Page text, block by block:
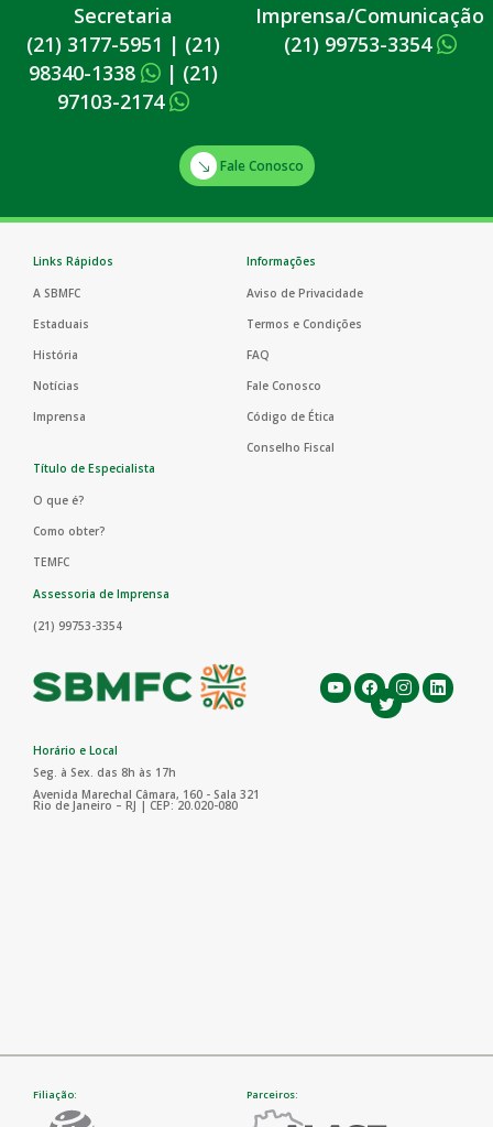
Secretaria
(21) 3177-5951 | (21)
98340-1338
| (21)
97103-2174
Imprensa/Comunicação
(21) 99753-3354
Fale Conosco
Links Rápidos
A SBMFC
Estaduais
História
Notícias
Imprensa
Informações
Aviso de Privacidade
Termos e Condições
FAQ
Fale Conosco
Código de Ética
Conselho Fiscal
Título de Especialista
O que é?
Como obter?
TEMFC
Assessoria de Imprensa
(21) 99753-3354
Horário e Local
Seg. à Sex. das 8h às 17h
Avenida Marechal Câmara, 160 - Sala 321
Rio de Janeiro – RJ | CEP: 20.020-080
Filiação: Parceiros: